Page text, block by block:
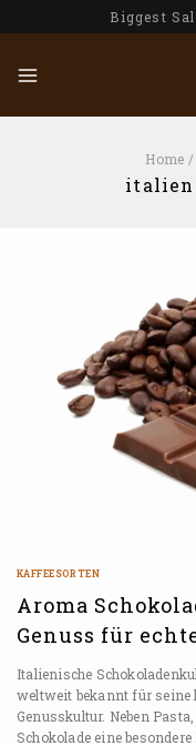
Biggest
Home /
KAFFEESORTEN
Aroma
Genuss für
Italienische
weltweit bekannt für
Genusskultur. Neben
Schokolade eine